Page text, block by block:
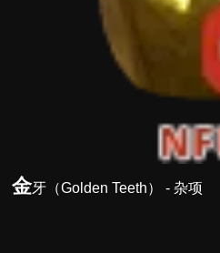
金牙（Golden Teeth） - 杂项